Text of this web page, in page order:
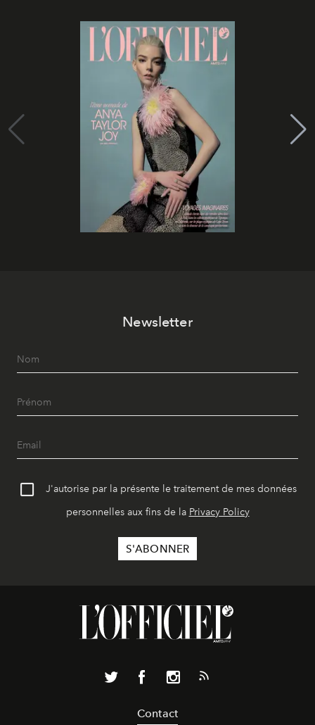
Newsletter
J'autorise par la présente le traitement de mes données
personnelles aux fins de la Privacy Policy
Contact